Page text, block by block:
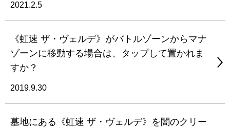
2021.2.5
《虹速 ザ・ヴェルデ》がバトルゾーンからマナ
ゾーンに移動する場合は、タップして置かれま
すか？
2019.9.30
墓地にある《虹速 ザ・ヴェルデ》を闇のクリー